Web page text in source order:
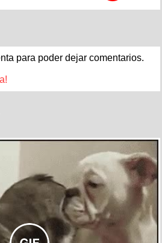
para poder dejar comentarios.